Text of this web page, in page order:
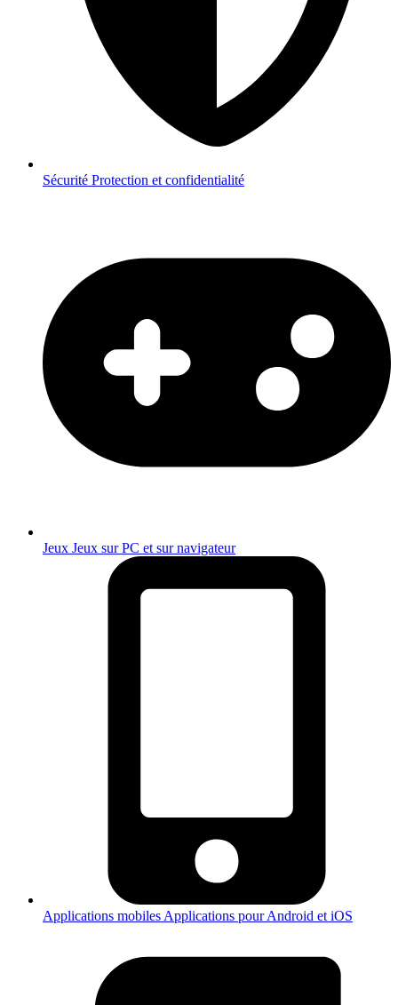
Sécurité Protection et confidentialité
Jeux Jeux sur PC et sur navigateur
Applications mobiles Applications pour Android et iOS